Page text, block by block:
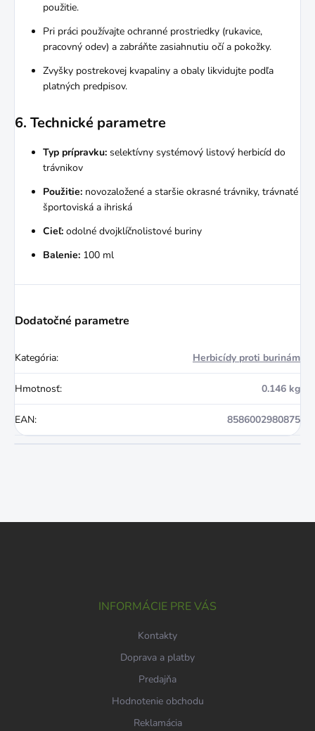
použitie.
Pri práci používajte ochranné prostriedky (rukavice,
pracovný odev) a zabráňte zasiahnutiu očí a pokožky.
Zvyšky postrekovej kvapaliny a obaly likvidujte podľa
platných predpisov.
6. Technické parametre
Typ prípravku: selektívny systémový listový herbicíd do
trávnikov
Použitie: novozaložené a staršie okrasné trávniky, trávnaté
športoviská a ihriská
Cieľ: odolné dvojklíčnolistové buriny
Balenie: 100 ml
Dodatočné parametre
Kategória: Herbicídy proti burinám
Hmotnosť: 0.146 kg
EAN: 8586002980875
INFORMÁCIE PRE VÁS
Kontakty
Doprava a platby
Predajňa
Hodnotenie obchodu
Reklamácia